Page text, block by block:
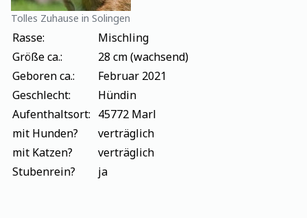
Tolles Zuhause in Solingen
Rasse:
Mischling
Größe ca.:
28 cm (wachsend)
Geboren ca.:
Februar 2021
Geschlecht:
Hündin
Aufenthaltsort: 45772 Marl
mit Hunden?
verträglich
mit Katzen?
verträglich
Stubenrein?
ja